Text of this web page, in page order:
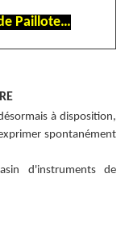
Paillote…
à disposition,
spontanément
d'instruments de